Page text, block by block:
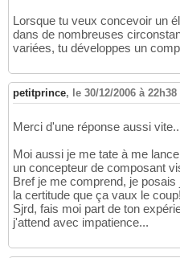
Lorsque tu veux concevoir un
dans de nombreuses
variées, tu développes un
petitprince, le 30/12/2006 à 22h38
Merci d'une réponse aussi
Moi aussi je me tate à me
un concepteur de composant
Bref je me comprend, je
la certitude que ça vaux le
Sjrd, fais moi part de ton
j'attend avec impatience...